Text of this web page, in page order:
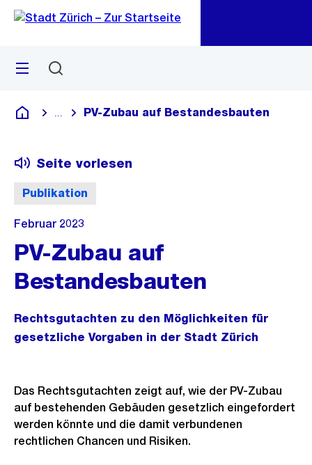
Navigation
Sprunglink
Menü
Deutsch
Blende alle Breadcrumbs ein
PV-Zubau auf Bestandesbauten
Publikation
Seite vorlesen
Februar 2023
PV-Zubau auf
Bestandesbauten
Rechtsgutachten zu den Möglichkeiten für
gesetzliche Vorgaben in der Stadt Zürich
Das Rechtsgutachten zeigt auf, wie der PV-Zubau
auf bestehenden Gebäuden gesetzlich eingefordert
werden könnte und die damit verbundenen
rechtlichen Chancen und Risiken.